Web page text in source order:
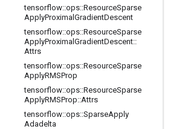
tensorflow::ops::ResourceSparse
ApplyProximal GradientDescent
tensorflow::ops::ResourceSparse
ApplyProximal GradientDescent::
Attrs
tensorflow::ops::ResourceSparse
ApplyRMSProp
tensorflow::ops::ResourceSparse
ApplyRMSProp::Attrs
tensorflow::ops::SparseApply
Adadelta